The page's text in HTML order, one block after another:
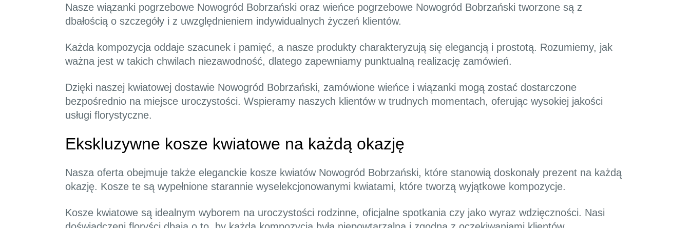
Nasze wiązanki pogrzebowe Nowogród Bobrzański oraz wieńce pogrzebowe Nowogród Bobrzański tworzone są z
dbałością o szczegóły i z uwzględnieniem indywidualnych życzeń klientów.
Każda kompozycja oddaje szacunek i pamięć, a nasze produkty charakteryzują się elegancją i prostotą. Rozumiemy, jak
ważna jest w takich chwilach niezawodność, dlatego zapewniamy punktualną realizację zamówień.
Dzięki naszej kwiatowej dostawie Nowogród Bobrzański, zamówione wieńce i wiązanki mogą zostać dostarczone
bezpośrednio na miejsce uroczystości. Wspieramy naszych klientów w trudnych momentach, oferując wysokiej jakości
usługi florystyczne.
Ekskluzywne kosze kwiatowe na każdą okazję
Nasza oferta obejmuje także eleganckie kosze kwiatów Nowogród Bobrzański, które stanowią doskonały prezent na każdą
okazję. Kosze te są wypełnione starannie wyselekcjonowanymi kwiatami, które tworzą wyjątkowe kompozycje.
Kosze kwiatowe są idealnym wyborem na uroczystości rodzinne, oficjalne spotkania czy jako wyraz wdzięczności. Nasi